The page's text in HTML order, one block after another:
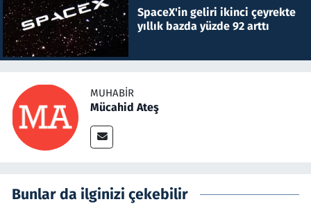
SpaceX'in geliri ikinci çeyrekte
yıllık bazda yüzde 92 arttı
MUHABIR
Mücahid Ateş
Bunlar da ilginizi çekebilir